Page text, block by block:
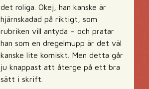
det roliga. Okej, han kanske är
hjärnskadad på riktigt, som
rubriken vill antyda – och pratar
han som en dregelmupp är det väl
kanske lite komiskt. Men detta går
ju knappast att återge på ett bra
sätt i skrift.